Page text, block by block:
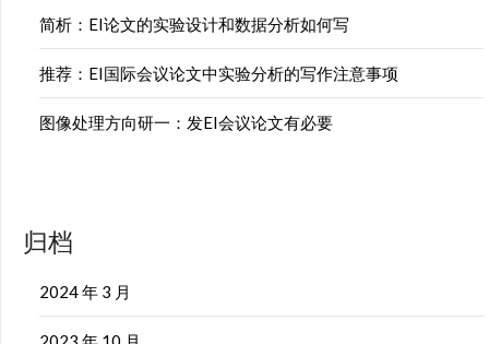
简析：EI论文的实验设计和数据分析如何写
推荐：EI国际会议论文中实验分析的写作注意事项
图像处理方向研一：发EI会议论文有必要
归档
2024 年 3 月